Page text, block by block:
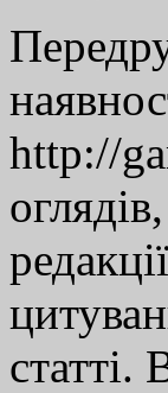
http://
статті.